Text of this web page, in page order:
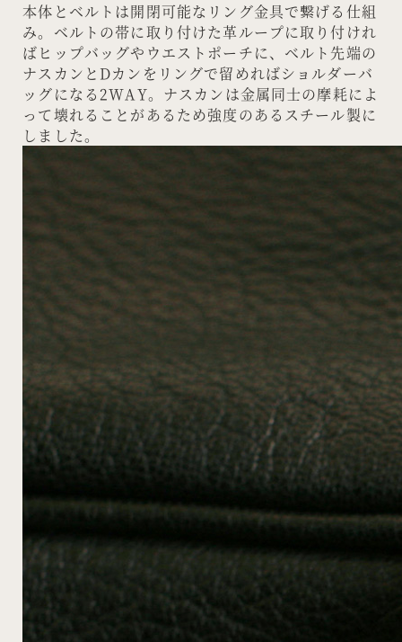
本体とベルトは開閉可能なリング金具で繋げる仕組
み。ベルトの帯に取り付けた革ループに取り付けれ
ばヒップバッグやウエストポーチに、ベルト先端の
ナスカンとDカンをリングで留めればショルダーバ
ッグになる2WAY。ナスカンは金属同士の摩耗によ
って壊れることがあるため強度のあるスチール製に
しました。